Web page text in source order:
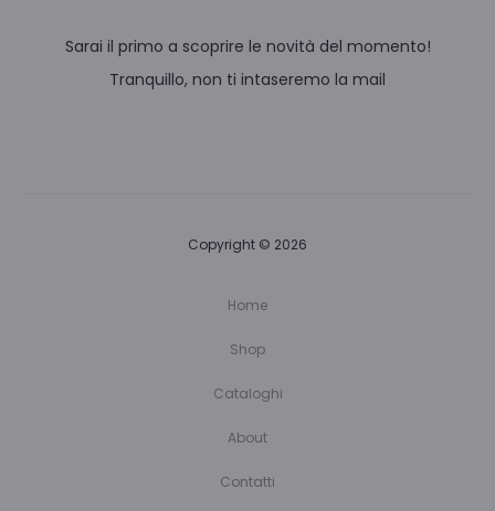
Sarai il primo a scoprire le novità del momento!
Tranquillo, non ti intaseremo la mail
Copyright © 2026
Home
Shop
Cataloghi
About
Contatti